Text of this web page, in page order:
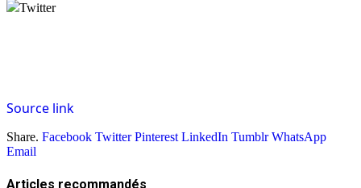
Twitter
Source link
Share. Facebook Twitter Pinterest LinkedIn Tumblr WhatsApp
Email
Articles recommandés